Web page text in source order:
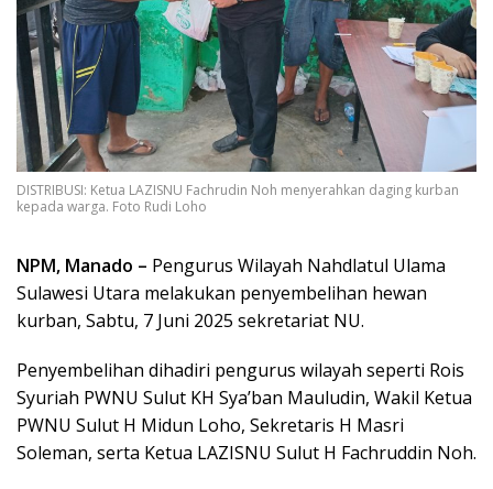
DISTRIBUSI: Ketua LAZISNU Fachrudin Noh menyerahkan daging kurban
kepada warga. Foto Rudi Loho
NPM, Manado – Pengurus Wilayah Nahdlatul Ulama
Sulawesi Utara melakukan penyembelihan hewan
kurban, Sabtu, 7 Juni 2025 sekretariat NU.
Penyembelihan dihadiri pengurus wilayah seperti Rois
Syuriah PWNU Sulut KH Sya’ban Mauludin, Wakil Ketua
PWNU Sulut H Midun Loho, Sekretaris H Masri
Soleman, serta Ketua LAZISNU Sulut H Fachruddin Noh.